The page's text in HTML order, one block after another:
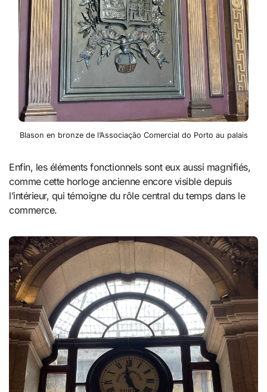
Blason en bronze de l’Associação Comercial do Porto au palais
Enfin, les éléments fonctionnels sont eux aussi magnifiés,
comme cette horloge ancienne encore visible depuis
l’intérieur, qui témoigne du rôle central du temps dans le
commerce.